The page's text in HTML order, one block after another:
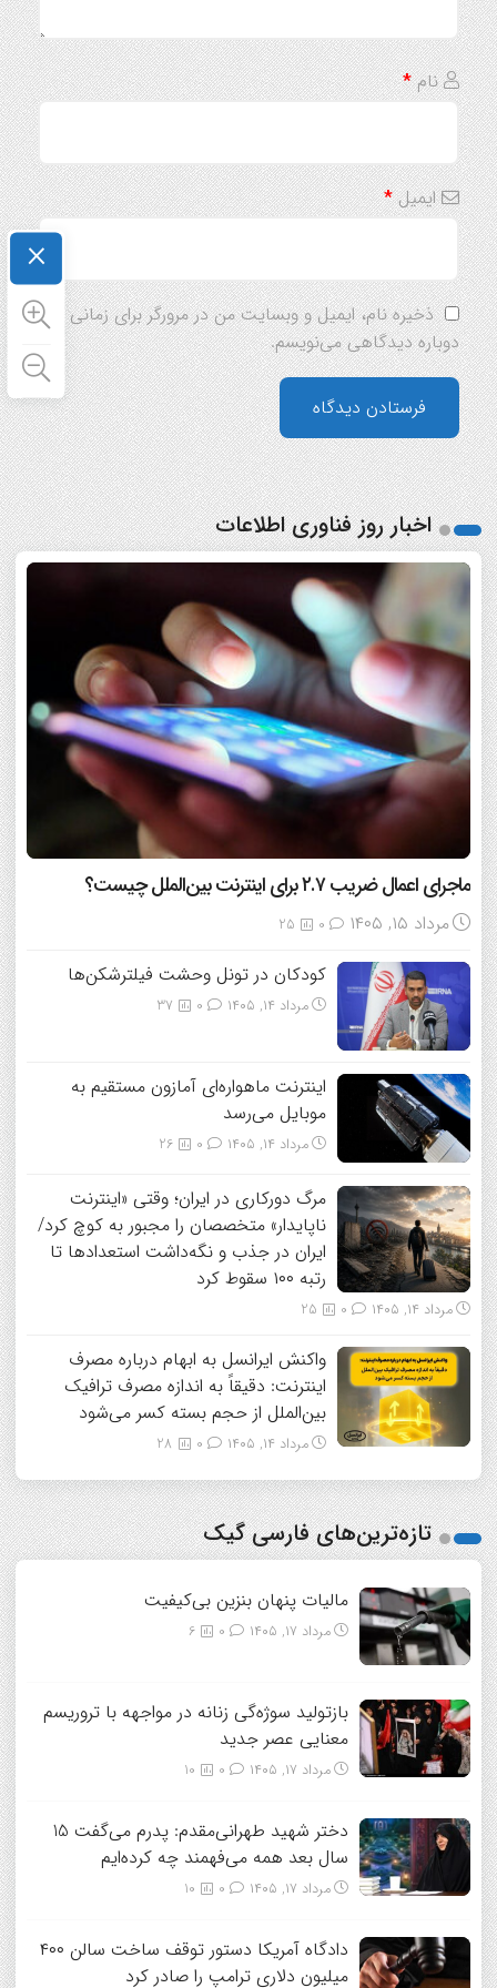
نام*
ایمیل*
ذخیره نام، ایمیل و وبسایت من در مرورگر برای زمانی که
دوباره دیدگاهی می‌نویسم.
اخبار روز فناوری اطلاعات
ماجرای اعمال ضریب ۲.۷ برای اینترنت بین‌الملل چیست؟
مرداد ۱۵, ۱۴۰۵ 25
کودکان در تونل وحشت فیلترشکن‌ها
مرداد ۱۴, ۱۴۰۵ 37
اینترنت ماهواره‌ای آمازون مستقیم به
موبایل می‌رسد
مرداد ۱۴, ۱۴۰۵ 26
مرگ دورکاری در ایران؛ وقتی «اینترنت
ناپایدار» متخصصان را مجبور به کوچ کرد/
ایران در جذب و نگه‌داشت استعدادها تا
رتبه ۱۰۰ سقوط کرد
مرداد ۱۴, ۱۴۰۵ 25
واکنش ایرانسل به ابهام درباره مصرف
اینترنت: دقیقاً به اندازه مصرف ترافیک
بین‌الملل از حجم بسته کسر می‌شود
مرداد ۱۴, ۱۴۰۵ 28
تازه‌ترین‌های فارسی گیک
مالیات پنهان بنزین بی‌کیفیت
مرداد ۱۷, ۱۴۰۵ 6
بازتولید سوژه‌گی زنانه در مواجهه با تروریسم
معنایی عصر جدید
مرداد ۱۷, ۱۴۰۵ 10
دختر شهید طهرانی‌مقدم: پدرم می‌گفت 15
سال بعد همه می‌فهمند چه کرده‌ایم
مرداد ۱۷, ۱۴۰۵ 10
دادگاه آمریکا دستور توقف ساخت سالن ۴۰۰
میلیون دلاری ترامپ را صادر کرد
×